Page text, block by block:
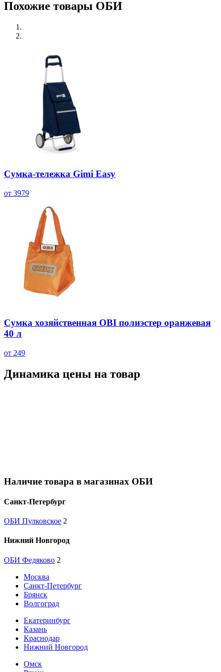
Похожие товары ОБИ
Сумка-тележка Gimi Easy
от 3979
Сумка хозяйственная OBI полиэстер оранжевая
40 л
от 249
Динамика цены на товар
Наличие товара в магазинах ОБИ
Санкт-Петербург
ОБИ Пулковское 2
Нижний Новгород
ОБИ Федяково 2
Москва
Санкт-Петербург
Брянск
Волгоград
Екатеринбург
Казань
Краснодар
Нижний Новгород
Омск